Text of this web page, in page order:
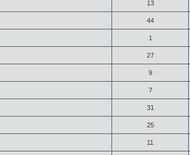
13
44
1
27
9
7
31
25
11